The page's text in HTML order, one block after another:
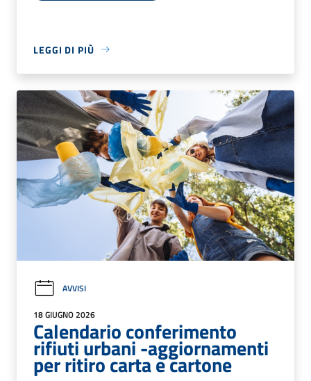
LEGGI DI PIÙ
AVVISI
18 GIUGNO 2026
Calendario conferimento
rifiuti urbani -aggiornamenti
per ritiro carta e cartone